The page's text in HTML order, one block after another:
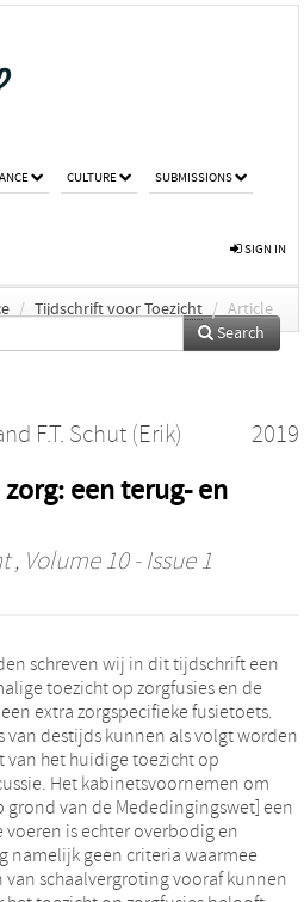
CULTURE SUBMISSIONS
SIGN IN
/ Tijdschrift voor Toezicht / Article
Search
F.T. Schut (Erik) 2019
een terug- en
, Volume 10 - Issue 1
schreven wij in dit tijdschrift een
toezicht op zorgfusies en de
extra zorgspecifieke fusietoets.
van destijds kunnen als volgt worden
van het huidige toezicht op
Het kabinetsvoornemen om
grond van de Mededingingswet] een
is echter overbodig en
namelijk geen criteria waarmee
schaalvergroting vooraf kunnen